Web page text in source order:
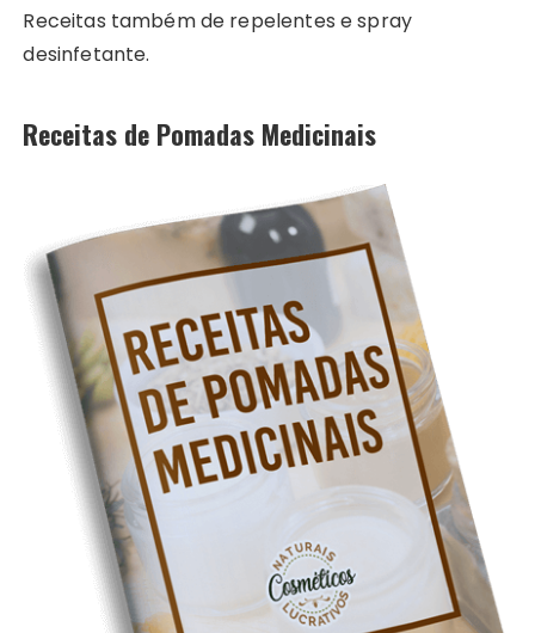
Receitas também de repelentes e spray
desinfetante.
Receitas de Pomadas Medicinais